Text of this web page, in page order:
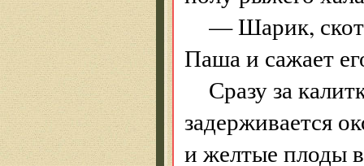
— Шарик,
Паша и сажает
Сразу за
задерживается
и желтые плоды